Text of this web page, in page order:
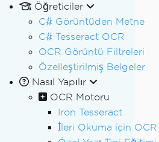
Öğreticiler
C# Görüntüden Metne
C# Tesseract OCR
OCR Görüntü Filtreleri
Özelleştirilmiş Belgeler
Nasıl Yapılır
OCR Motoru
Iron Tesseract
İleri Okuma için